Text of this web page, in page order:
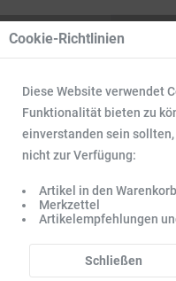
Cookie-Richtlinien
Diese Website verwendet
Funktionalität bieten zu
einverstanden sein
nicht zur Verfügung:
Artikel in den
Merkzettel
Artikelempfehlungen
Schließen